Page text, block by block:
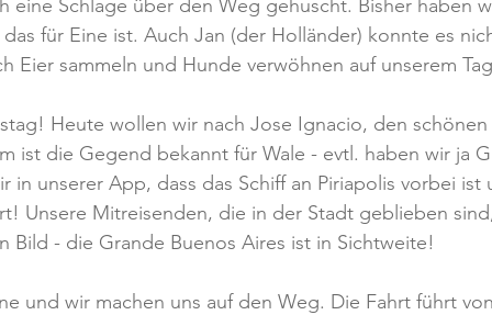
eine Schlage über den Weg gehuscht. Bisher haben
für Eine ist. Auch Jan (der Holländer) konnte es
Eier sammeln und Hunde verwöhnen auf unserem
Heute wollen wir nach Jose Ignacio, den
ist die Gegend bekannt für Wale - evtl. haben wir ja
in unserer App, dass das Schiff an Piriapolis vorbei
Unsere Mitreisenden, die in der Stadt geblieben
Bild - die Grande Buenos Aires ist in Sichtweite!
und wir machen uns auf den Weg. Die Fahrt führt